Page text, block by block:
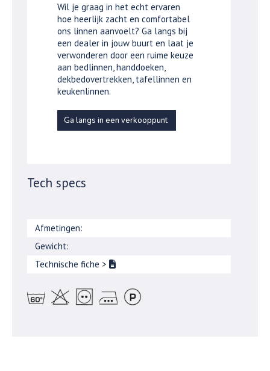
Wil je graag in het echt ervaren
hoe heerlijk zacht en comfortabel
ons linnen aanvoelt? Ga langs bij
een dealer in jouw buurt en laat je
verwonderen door een ruime keuze
aan bedlinnen, handdoeken,
dekbedovertrekken, tafellinnen en
keukenlinnen.
Ga langs in een verkooppunt
Tech specs
Afmetingen:
Gewicht:
Technische fiche >